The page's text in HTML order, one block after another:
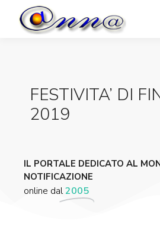
FESTIVITA’ DI
2019
IL PORTALE DEDICATO AL
NOTIFICAZIONE
online dal2005